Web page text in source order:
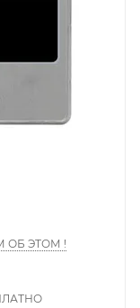
ОБ ЭТОМ !